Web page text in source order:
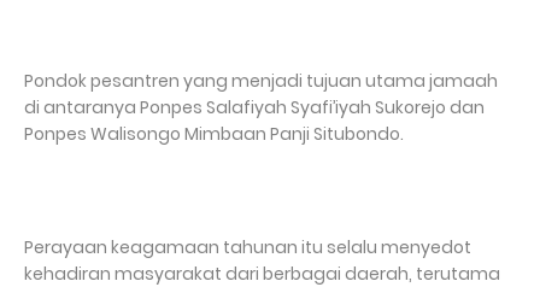
Pondok pesantren yang menjadi tujuan utama jamaah
di antaranya Ponpes Salafiyah Syafi’iyah Sukorejo dan
Ponpes Walisongo Mimbaan Panji Situbondo.
Perayaan keagamaan tahunan itu selalu menyedot
kehadiran masyarakat dari berbagai daerah, terutama